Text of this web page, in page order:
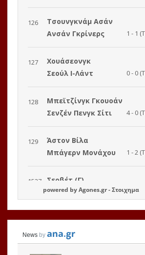
powered byAgones.gr-Στοιχημα